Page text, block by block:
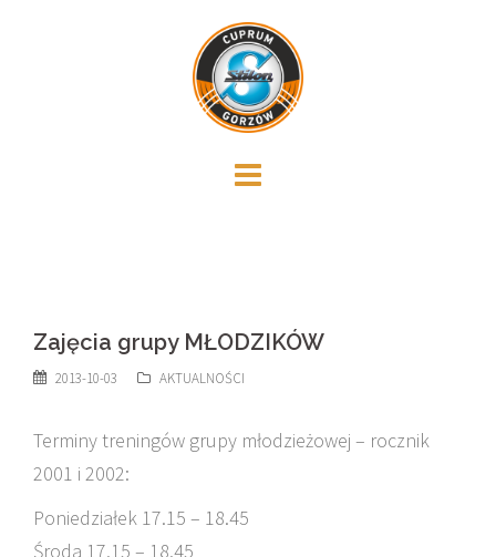
Zajęcia grupy MŁODZIKÓW
2013-10-03 AKTUALNOŚCI
Terminy treningów grupy młodzieżowej – rocznik
2001 i 2002:
Poniedziałek 17.15 – 18.45
Środa 17.15 – 18.45